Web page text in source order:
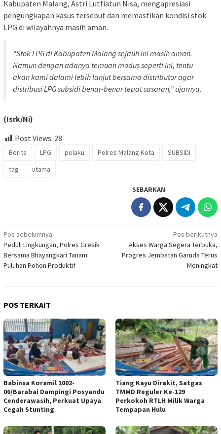
Kabupaten Malang, Astri Lutfiatun Nisa, mengapresiasi
pengungkapan kasus tersebut dan memastikan kondisi stok
LPG di wilayahnya masih aman.
“Stok LPG di Kabupaten Malang sejauh ini masih aman.
Namun dengan adanya temuan modus seperti ini, tentu
akan kami dalami lebih lanjut bersama distributor agar
distribusi LPG subsidi benar-benar tepat sasaran,” ujarnya.
(Isrk/Ni)
Post Views: 28
Berita LPG pelaku Polres Malang Kota
SUBSIDI
tag
utama
SEBARKAN
Navigasi
pos
Pos sebelumnya
Peduli Lingkungan, Polres Gresik
Bersama Bhayangkari Tanam
Puluhan Pohon Produktif
Pos berikutnya
Akses Warga Segera Terbuka,
Progres Jembatan Garuda Terus
Meningkat
POS TERKAIT
Babinsa Koramil 1002-
06/Barabai Dampingi Posyandu
Cenderawasih, Perkuat Upaya
Cegah Stunting
Tiang Kayu Dirakit, Satgas
TMMD Reguler Ke-129
Perkokoh RTLH Milik Warga
Tempapan Hulu